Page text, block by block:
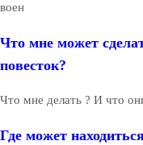
воен
Что мне может
повесток?
Что мне делать ? И что
Где может